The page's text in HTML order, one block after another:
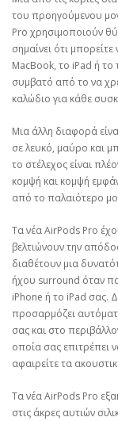
του προηγούμενου
Pro χρησιμοποιούν
σημαίνει ότι
MacBook, το iPad ή το
συμβατό από το να
καλώδιο για κάθε
Μια άλλη διαφορά
σε λευκό, μαύρο και
το στέλεχος είναι
κομψή και κομψή
από το παλαιότερο
Τα νέα AirPods Pro
βελτιώνουν την
διαθέτουν μια
ήχου surround όταν
iPhone ή το iPad σας.
προσαρμόζει
σας και στο
οποία σας επιτρέπει
αφαιρείτε τα
Τα νέα AirPods Pro
στις άκρες αυτιών